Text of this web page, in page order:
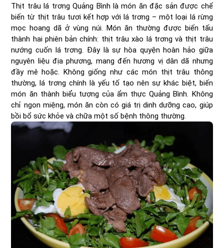
Thịt trâu lá trơng Quảng Bình là món ăn đặc sản được chế
biến từ thịt trâu tươi kết hợp với lá trơng – một loại lá rừng
mọc hoang dã ở vùng núi. Món ăn thường được biến tấu
thành hai phiên bản chính: thịt trâu xào lá trơng và thịt trâu
nướng cuốn lá trơng. Đây là sự hòa quyện hoàn hảo giữa
nguyên liệu địa phương, mang đến hương vị dân dã nhưng
đầy mê hoặc. Không giống như các món thịt trâu thông
thường, lá trơng chính là yếu tố tạo nên sự khác biệt, biến
món ăn thành biểu tượng của ẩm thực Quảng Bình. Không
chỉ ngon miệng, món ăn còn có giá trị dinh dưỡng cao, giúp
bồi bổ sức khỏe và chữa một số bệnh thông thường.